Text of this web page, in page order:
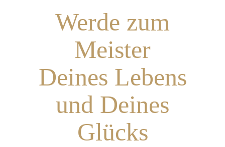
Werde zum
Meister
Deines Lebens
und Deines
Glücks